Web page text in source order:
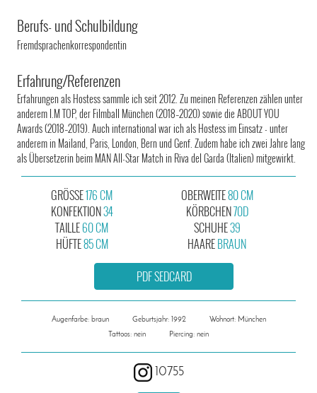
Berufs- und Schulbildung
Fremdsprachenkorrespondentin
Erfahrung/Referenzen
Erfahrungen als Hostess sammle ich seit 2012. Zu meinen Referenzen zählen unter
anderem I.M TOP, der Filmball München (2018–2020) sowie die ABOUT YOU
Awards (2018–2019). Auch international war ich als Hostess im Einsatz - unter
anderem in Mailand, Paris, London, Bern und Genf. Zudem habe ich zwei Jahre lang
als Übersetzerin beim MAN All-Star Match in Riva del Garda (Italien) mitgewirkt.
GRÖSSE176 CM
KONFEKTION34
OBERWEITE80 CM
KÖRBCHEN70D
TAILLE60 CM
HÜFTE85 CM
SCHUHE39
HAAREBRAUN
PDF SEDCARD
Augenfarbe: braun Geburtsjahr: 1992
Wohnort: München
Tattoos: nein
Piercing: nein
10755